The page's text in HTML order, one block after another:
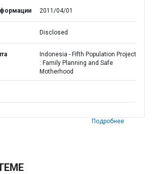
2011/04/01
Disclosed
Indonesia - Fifth Population Project
: Family Planning and Safe
Motherhood
Подробнее